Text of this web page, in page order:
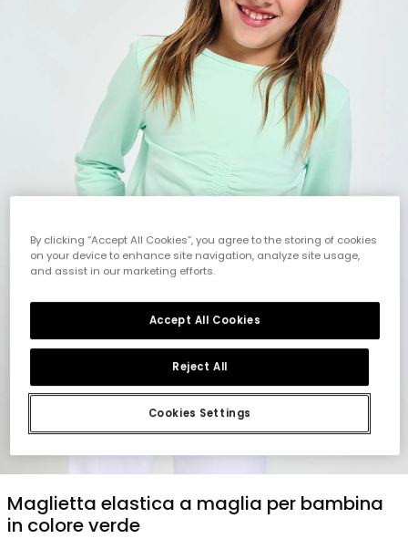
Inizio ordine
Maglietta elastica a maglia per bambina
in colore verde
By clicking “Accept All Cookies”, you agree to the storing of cookies
on your device to enhance site navigation, analyze site usage,
and assist in our marketing efforts.
Cookies Settings
Reject All
Accept All Cookies